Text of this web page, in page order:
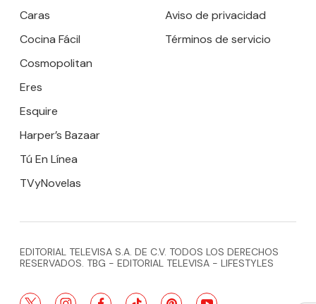
Caras
Cocina Fácil
Cosmopolitan
Eres
Esquire
Harper’s Bazaar
Tú En Línea
TVyNovelas
Aviso de privacidad
Términos de servicio
EDITORIAL TELEVISA S.A. DE C.V. TODOS LOS DERECHOS
RESERVADOS. TBG - EDITORIAL TELEVISA - LIFESTYLES